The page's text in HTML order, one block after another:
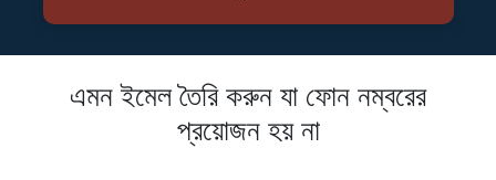
এমন ইমেল তৈরি করুন যা ফোন নম্বরের
প্রয়োজন হয় না